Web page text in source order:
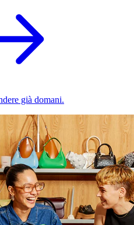
già domani.